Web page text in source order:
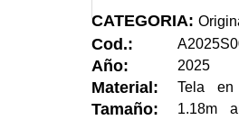
CATEGORIA:
Cod.:
Año: 2025
Material: Tela
Tamaño: 1.18m